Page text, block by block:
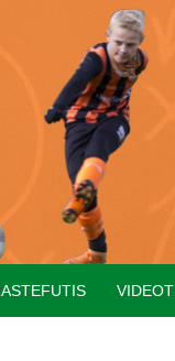
VIDEOT